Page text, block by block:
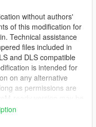
without authors'
of this modification for
Technical assistance
files included in
and DLS compatible
is intended for
on any alternative
as permissions are
for some modifications.